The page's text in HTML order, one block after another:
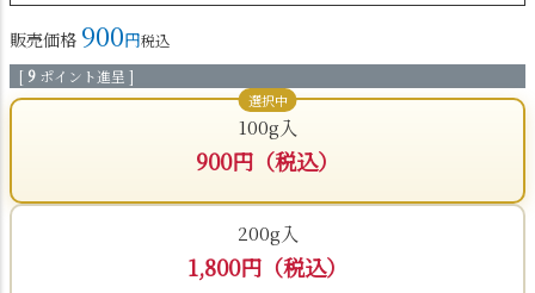
販売価格 900
税込
[ 9 ポイント進呈 ]
100g入
900円（税込）
200g入
1,800円（税込）